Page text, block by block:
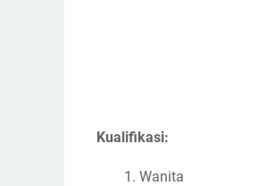
Kualifikasi:
Wanita